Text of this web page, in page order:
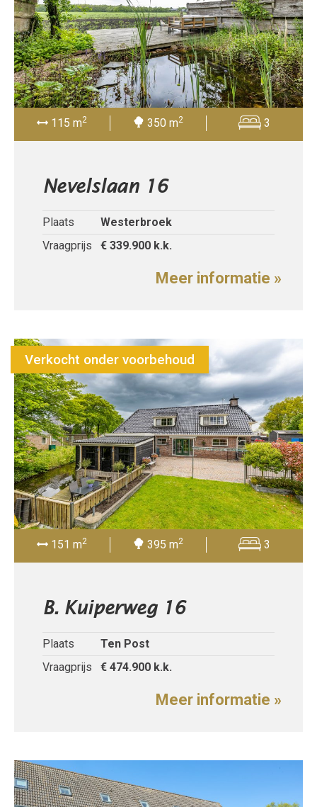
115 m2 350 m2 3
Nevelslaan 16
Plaats
Westerbroek
Vraagprijs
€ 339.900 k.k.
Meer informatie »
151 m2 395 m2 3
B. Kuiperweg 16
Plaats
Ten Post
Vraagprijs
€ 474.900 k.k.
Meer informatie »
Verkocht onder voorbehoud